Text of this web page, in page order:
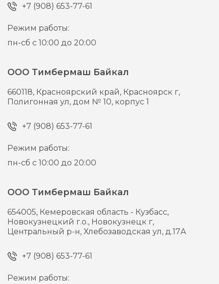
+7 (908) 653-77-61
Режим работы:
пн-сб с 10:00 до 20:00
ООО Тимбермаш Байкал
660118, Красноярский край, Красноярск г,
Полигонная ул, дом № 10, корпус 1
+7 (908) 653-77-61
Режим работы:
пн-сб с 10:00 до 20:00
ООО Тимбермаш Байкал
654005, Кемеровская область - Кузбасс,
Новокузнецкий г.о., Новокузнецк г,
Центральный р-н, Хлебозаводская ул, д.17А
+7 (908) 653-77-61
Режим работы: